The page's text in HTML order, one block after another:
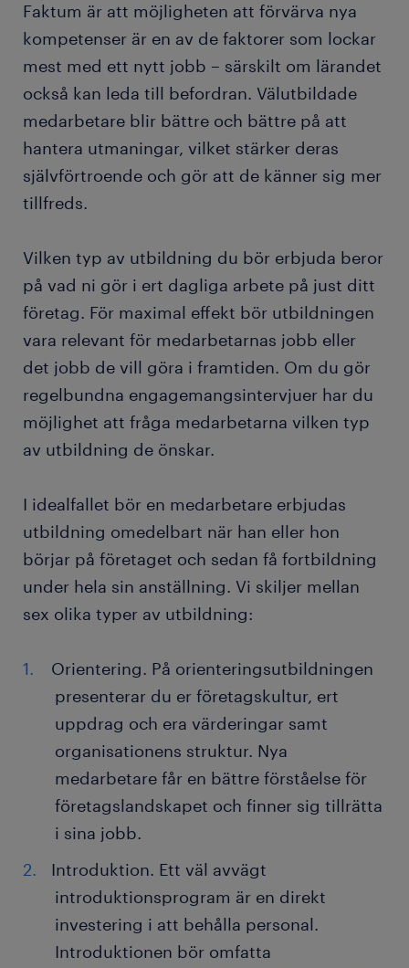
Faktum är att möjligheten att förvärva nya
kompetenser är en av de faktorer som lockar
mest med ett nytt jobb – särskilt om lärandet
också kan leda till befordran. Välutbildade
medarbetare blir bättre och bättre på att
hantera utmaningar, vilket stärker deras
självförtroende och gör att de känner sig mer
tillfreds.
Vilken typ av utbildning du bör erbjuda beror
på vad ni gör i ert dagliga arbete på just ditt
företag. För maximal effekt bör utbildningen
vara relevant för medarbetarnas jobb eller
det jobb de vill göra i framtiden. Om du gör
regelbundna engagemangsintervjuer har du
möjlighet att fråga medarbetarna vilken typ
av utbildning de önskar.
I idealfallet bör en medarbetare erbjudas
utbildning omedelbart när han eller hon
börjar på företaget och sedan få fortbildning
under hela sin anställning. Vi skiljer mellan
sex olika typer av utbildning:
Orientering. På orienteringsutbildningen
presenterar du er företagskultur, ert
uppdrag och era värderingar samt
organisationens struktur. Nya
medarbetare får en bättre förståelse för
företagslandskapet och finner sig tillrätta
i sina jobb.
Introduktion. Ett väl avvägt
introduktionsprogram är en direkt
investering i att behålla personal.
Introduktionen bör omfatta